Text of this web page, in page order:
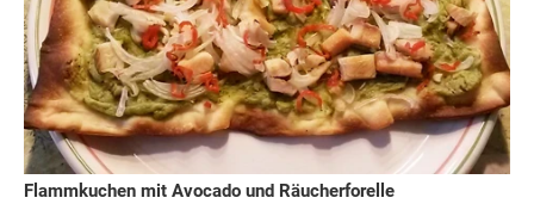
Flammkuchen mit Avocado und Räucherforelle